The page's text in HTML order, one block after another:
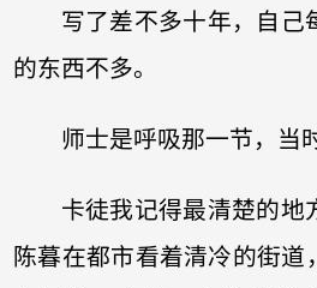
写了差不多十年，自己
的东西不多。
师士是呼吸那一节，当
卡徒我记得最清楚的地
陈暮在都市看着清冷的街道